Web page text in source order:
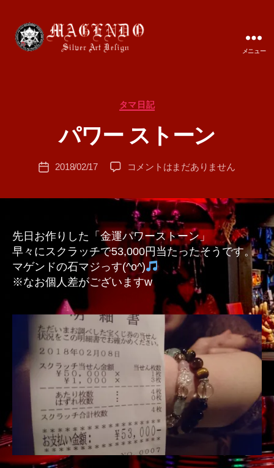
メニュー
カ
ゴ
リ
タマ日記
パワー ストーン
成
者
T
A
投
2018/02/17
パ
ス
ト
ー
ン
へ
の
コメントはまだありません
先日お作りした「金運パワーストーン」
早々にスクラッチで53,000円当たったそうです。
マゲンドの石マジっす(^o^)
※なお個人差がございますw